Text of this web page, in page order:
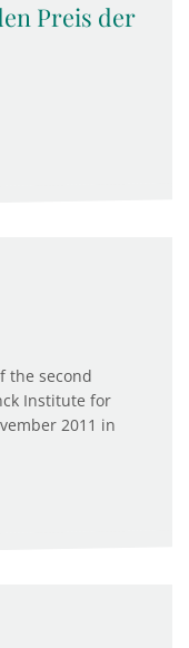
Preis der
the second
Institute for
2011 in